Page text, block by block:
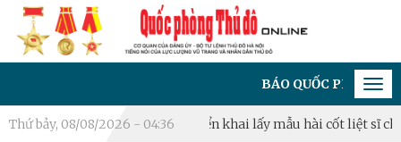
BÁO QUỐC PHÒNG THỦ ĐÔ
Thứ bảy, 08/08/2026 - 04:36
thủ năm 2026 Triển khai lấy mẫu hài cốt liệt sĩ chưa